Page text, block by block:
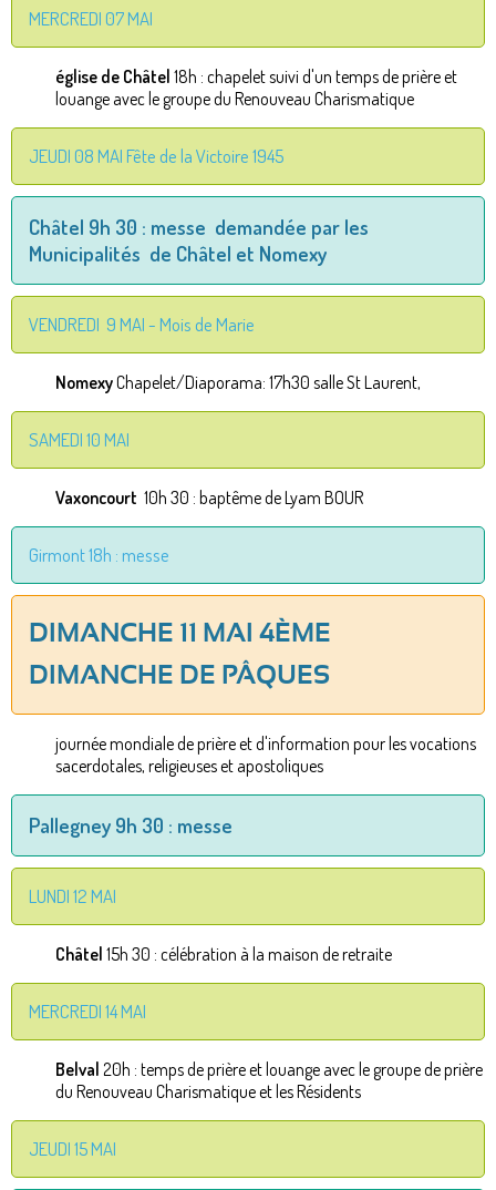
MERCREDI 07 MAI
église de Châtel 18h : chapelet suivi d'un temps de prière et
louange avec le groupe du Renouveau Charismatique
JEUDI 08 MAI Fête de la Victoire 1945
Châtel 9h 30 : messe demandée par les
Municipalités de Châtel et Nomexy
VENDREDI 9 MAI - Mois de Marie
NomexyChapelet/Diaporama: 17h30 salle St Laurent,
SAMEDI 10 MAI
Vaxoncourt 10h 30 : baptême de Lyam BOUR
Girmont 18h : messe
DIMANCHE 11 MAI 4ÈME
DIMANCHE DE PÂQUES
journée mondiale de prière et d'information pour les vocations
sacerdotales, religieuses et apostoliques
Pallegney 9h 30 : messe
LUNDI 12 MAI
Châtel 15h 30 : célébration à la maison de retraite
MERCREDI 14 MAI
Belval 20h : temps de prière et louange avec le groupe de prière
du Renouveau Charismatique et les Résidents
JEUDI 15 MAI